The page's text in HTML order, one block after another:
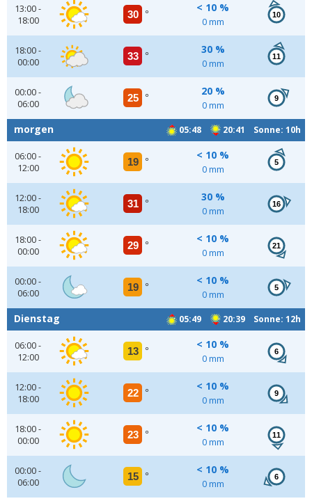
13:00 -
18:00
30 °
< 10 %
0 mm
10
18:00 -
00:00
33 °
30 %
0 mm
11
00:00 -
06:00
25 °
20 %
0 mm
9
05:48 20:41 Sonne: 10h
morgen
06:00 -
12:00
19 °
< 10 %
0 mm
5
12:00 -
18:00
31 °
30 %
0 mm
16
18:00 -
00:00
29 °
< 10 %
0 mm
21
00:00 -
06:00
19 °
< 10 %
0 mm
5
05:49 20:39 Sonne: 12h
Dienstag
06:00 -
12:00
13 °
< 10 %
0 mm
6
12:00 -
18:00
22 °
< 10 %
0 mm
9
18:00 -
00:00
23 °
< 10 %
0 mm
11
00:00 -
06:00
15 °
< 10 %
0 mm
6